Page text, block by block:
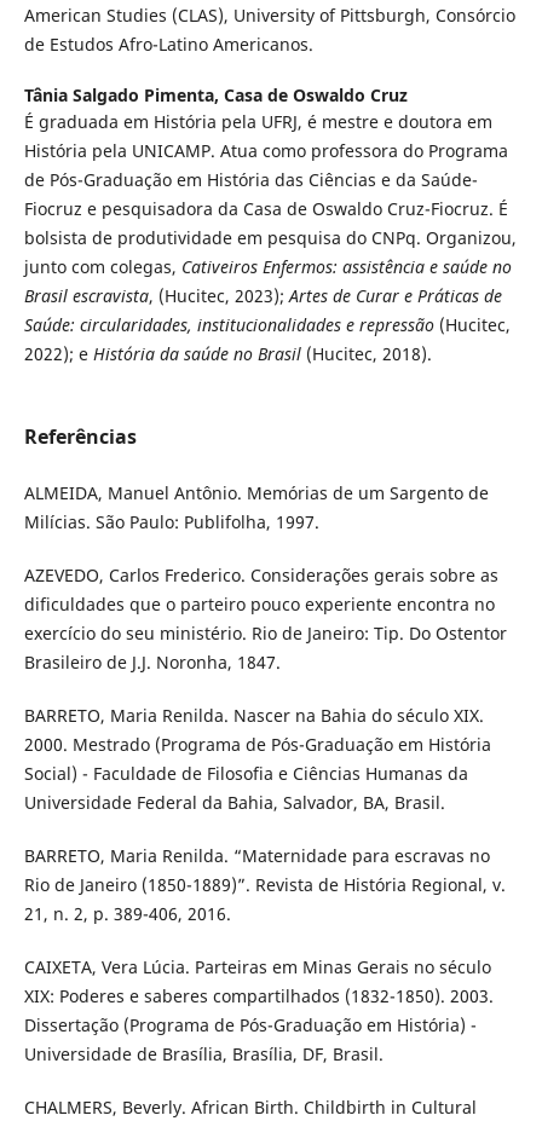
American Studies (CLAS), University of Pittsburgh, Consórcio
de Estudos Afro-Latino Americanos.
Tânia Salgado Pimenta, Casa de Oswaldo Cruz
É graduada em História pela UFRJ, é mestre e doutora em
História pela UNICAMP. Atua como professora do Programa
de Pós-Graduação em História das Ciências e da Saúde-
Fiocruz e pesquisadora da Casa de Oswaldo Cruz-Fiocruz. É
bolsista de produtividade em pesquisa do CNPq. Organizou,
junto com colegas, Cativeiros Enfermos: assistência e saúde no
Brasil escravista, (Hucitec, 2023);Artes de Curar e Práticas de
Saúde: circularidades, institucionalidades e repressão(Hucitec,
2022); e História da saúde no Brasil(Hucitec, 2018).
Referências
ALMEIDA, Manuel Antônio. Memórias de um Sargento de
Milícias. São Paulo: Publifolha, 1997.
AZEVEDO, Carlos Frederico. Considerações gerais sobre as
dificuldades que o parteiro pouco experiente encontra no
exercício do seu ministério. Rio de Janeiro: Tip. Do Ostentor
Brasileiro de J.J. Noronha, 1847.
BARRETO, Maria Renilda. Nascer na Bahia do século XIX.
2000. Mestrado (Programa de Pós-Graduação em História
Social) - Faculdade de Filosofia e Ciências Humanas da
Universidade Federal da Bahia, Salvador, BA, Brasil.
BARRETO, Maria Renilda. “Maternidade para escravas no
Rio de Janeiro (1850-1889)”. Revista de História Regional, v.
21, n. 2, p. 389-406, 2016.
CAIXETA, Vera Lúcia. Parteiras em Minas Gerais no século
XIX: Poderes e saberes compartilhados (1832-1850). 2003.
Dissertação (Programa de Pós-Graduação em História) -
Universidade de Brasília, Brasília, DF, Brasil.
CHALMERS, Beverly. African Birth. Childbirth in Cultural